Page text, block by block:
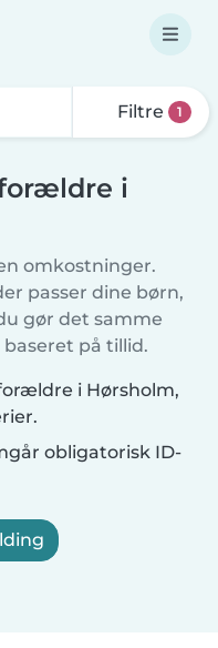
Filtre 1
i
omkostninger.
passer dine børn,
gør det samme
på tillid.
i Hørsholm,
obligatorisk ID-